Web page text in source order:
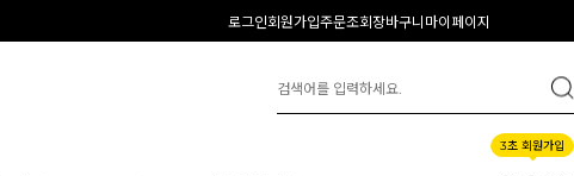
로그인회원가입주문조회장바구니 마이페이지
3초 회원가입